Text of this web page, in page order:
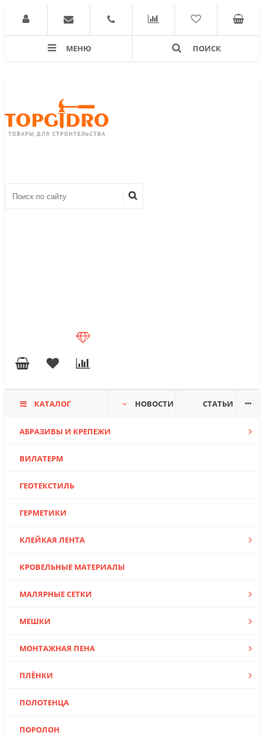
МЕНЮ ПОИСК
КАТАЛОГ НОВОСТИ СТАТЬИ
АБРАЗИВЫ И КРЕПЕЖИ
ВИЛАТЕРМ
ГЕОТЕКСТИЛЬ
ГЕРМЕТИКИ
КЛЕЙКАЯ ЛЕНТА
КРОВЕЛЬНЫЕ МАТЕРИАЛЫ
МАЛЯРНЫЕ СЕТКИ
МЕШКИ
МОНТАЖНАЯ ПЕНА
ПЛЁНКИ
ПОЛОТЕНЦА
ПОРОЛОН